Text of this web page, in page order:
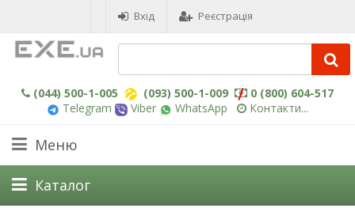
Вхід Реєстрація
(044) 500-1-005 (093) 500-1-009
0 (800) 604-517
Telegram
Viber WhatsApp Контакти...
Меню
Каталог